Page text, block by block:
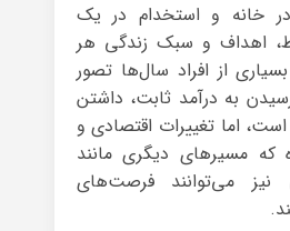
خانه و استخدام در یک
اهداف و سبک زندگی هر
از افراد سال‌ها تصور
به درآمد ثابت، داشتن
اما تغییرات اقتصادی و
که مسیرهای دیگری مانند
نیز می‌توانند فرصت‌های